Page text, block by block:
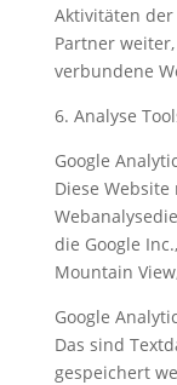
Aktivitäten
Partner
verbundene
6. Analyse
Google
Diese
die Google
Mountain
Google
Das sind
gespeichert